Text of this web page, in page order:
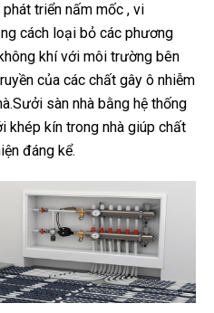
triển nấm mốc , vi
cách loại bỏ các phương
khí với môi trường bên
của các chất gây ô nhiễm
sàn nhà bằng hệ thống
khép kín trong nhà giúp chất
đáng kể.